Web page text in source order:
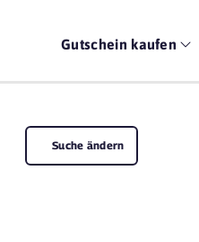
Gutschein kaufen
Suche ändern